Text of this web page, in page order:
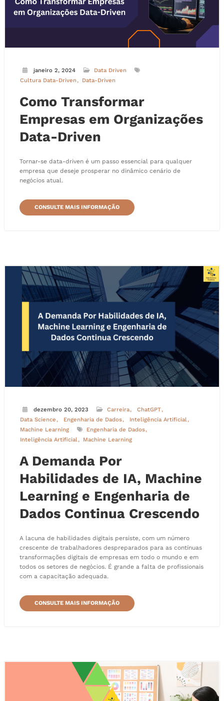
janeiro 2, 2024
Data Driven
Cultura Data-Driven
Data-Driven
Como Transformar
Empresas em Organizações
Data-Driven
Tornar-se data-driven é um passo essencial para qualquer
empresa que deseje prosperar no dinâmico cenário de
negócios atual.
CONSULTE MAIS INFORMAÇÃO
dezembro 20, 2023 Carreira
ChatGPT
Data Science
Engenharia de Dados
Inteligência Artificial
Machine Learning
Engenharia de Dados
Inteligência Artificial
Machine Learning
A Demanda Por
Habilidades de IA, Machine
Learning e Engenharia de
Dados Continua Crescendo
A lacuna de habilidades digitais persiste, com um número
crescente de trabalhadores despreparados para as contínuas
transformações digitais de empresas em todo o mundo e em
todos os setores de negócios. É grande a falta de profissionais
com a capacitação adequada.
CONSULTE MAIS INFORMAÇÃO